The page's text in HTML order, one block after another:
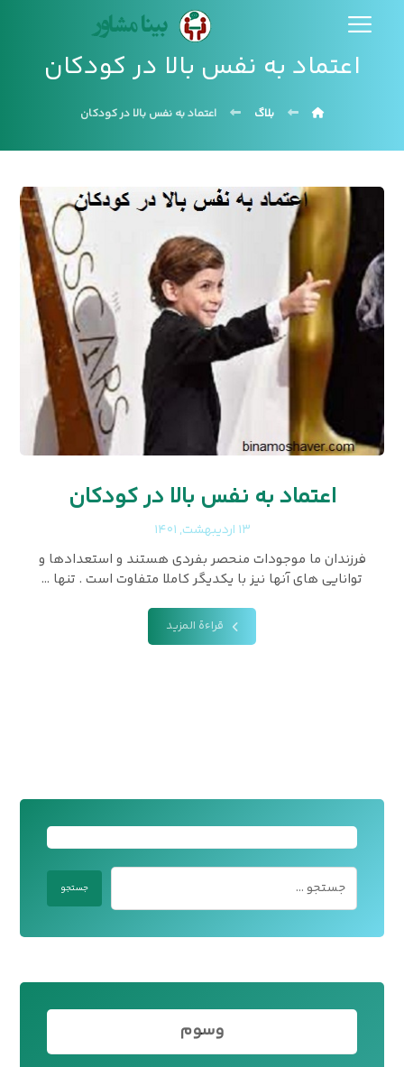
اعتماد به نفس بالا در کودکان
بلاگ اعتماد به نفس بالا در کودکان
اعتماد به نفس بالا در کودکان
۱۳ اردیبهشت, ۱۴۰۱
فرزندان ما موجودات منحصر بفردی هستند و استعدادها و
توانایی های آنها نیز با یکدیگر کاملا متفاوت است . تنها ...
قراءة المزيد
وسوم